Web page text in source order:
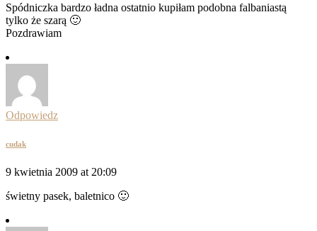
Spódniczka bardzo ładna ostatnio kupiłam podobna falbaniastą
tylko że szarą 🙂
Pozdrawiam
Odpowiedz
cudak
9 kwietnia 2009 at 20:09
świetny pasek, baletnico 🙂